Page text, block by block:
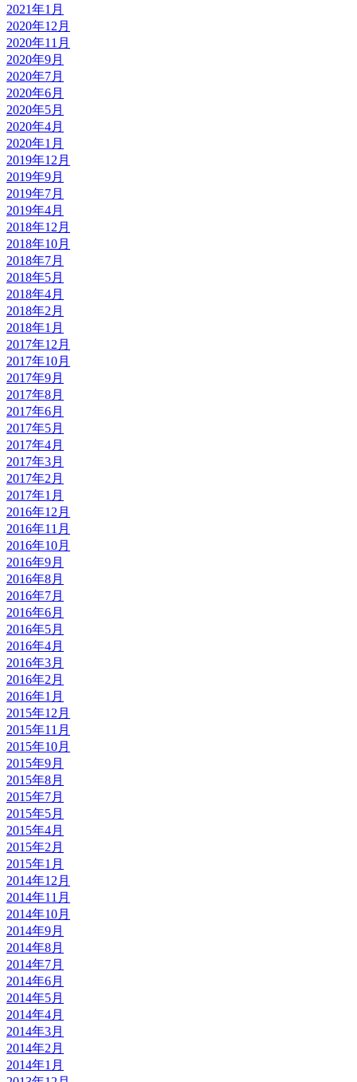
2021年1月
2020年12月
2020年11月
2020年9月
2020年7月
2020年6月
2020年5月
2020年4月
2020年1月
2019年12月
2019年9月
2019年7月
2019年4月
2018年12月
2018年10月
2018年7月
2018年5月
2018年4月
2018年2月
2018年1月
2017年12月
2017年10月
2017年9月
2017年8月
2017年6月
2017年5月
2017年4月
2017年3月
2017年2月
2017年1月
2016年12月
2016年11月
2016年10月
2016年9月
2016年8月
2016年7月
2016年6月
2016年5月
2016年4月
2016年3月
2016年2月
2016年1月
2015年12月
2015年11月
2015年10月
2015年9月
2015年8月
2015年7月
2015年5月
2015年4月
2015年2月
2015年1月
2014年12月
2014年11月
2014年10月
2014年9月
2014年8月
2014年7月
2014年6月
2014年5月
2014年4月
2014年3月
2014年2月
2014年1月